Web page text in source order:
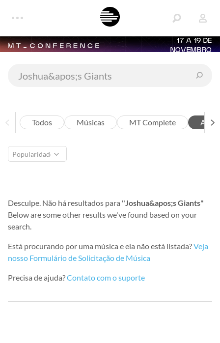
17 A 19 DE
NOVEMBRO
Todos Músicas MT Complete
Desculpe. Não há resultados para "Joshua&apos;s Giants"
Below are some other results we've found based on your
search.
Está procurando por uma música e ela não está listada?Veja
nosso Formulário de Solicitação de Música
Precisa de ajuda?Contato com o suporte